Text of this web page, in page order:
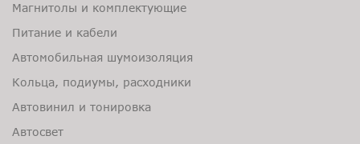
Магнитолы и комплектующие
Питание и кабели
Автомобильная шумоизоляция
Кольца, подиумы, расходники
Автовинил и тонировка
Автосвет